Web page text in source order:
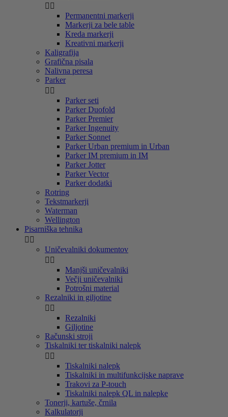
 
Permanentni markerji
Markerji za bele table
Kreda markerji
Kreativni markerji
Kaligrafija
Grafična pisala
Nalivna peresa
Parker
 
Parker seti
Parker Duofold
Parker Premier
Parker Ingenuity
Parker Sonnet
Parker Urban premium in Urban
Parker IM premium in IM
Parker Jotter
Parker Vector
Parker dodatki
Rotring
Tekstmarkerji
Waterman
Wellington
Pisarniška tehnika
 
Uničevalniki dokumentov
 
Manjši uničevalniki
Večji uničevalniki
Potrošni material
Rezalniki in giljotine
 
Rezalniki
Giljotine
Računski stroji
Tiskalniki ter tiskalniki nalepk
 
Tiskalniki nalepk
Tiskalniki in multifunkcijske naprave
Trakovi za P-touch
Tiskalniki nalepk QL in nalepke
Tonerji, kartuše, črnila
Kalkulatorji